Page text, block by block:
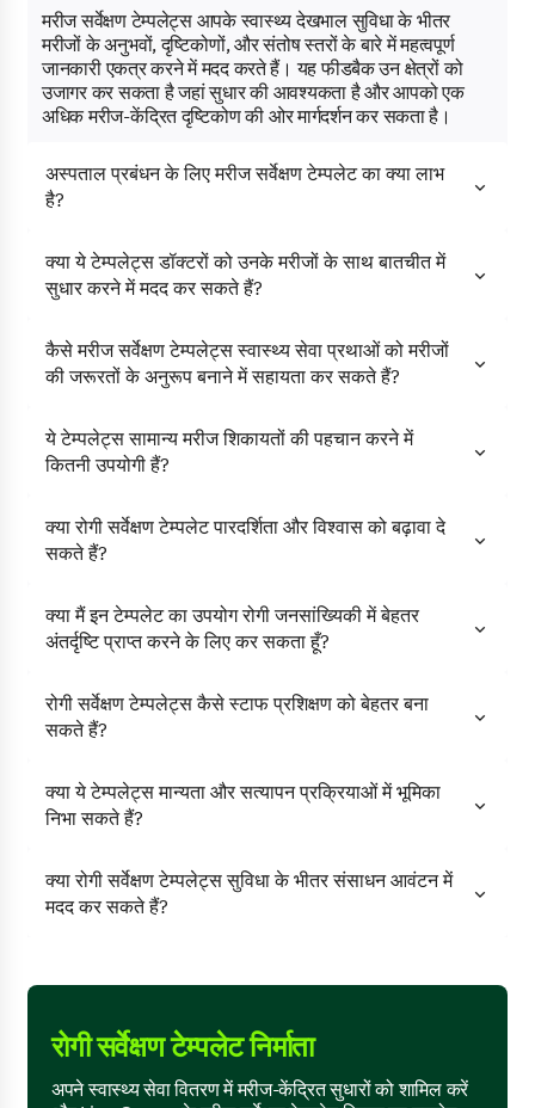
मरीज सर्वेक्षण टेम्पलेट्स आपके स्वास्थ्य देखभाल सुविधा के भीतर
मरीजों के अनुभवों, दृष्टिकोणों, और संतोष स्तरों के बारे में महत्वपूर्ण
जानकारी एकत्र करने में मदद करते हैं। यह फीडबैक उन क्षेत्रों को
उजागर कर सकता है जहां सुधार की आवश्यकता है और आपको एक
अधिक मरीज-केंद्रित दृष्टिकोण की ओर मार्गदर्शन कर सकता है।
अस्पताल प्रबंधन के लिए मरीज सर्वेक्षण टेम्पलेट का क्या लाभ
है?
क्या ये टेम्पलेट्स डॉक्टरों को उनके मरीजों के साथ बातचीत में
सुधार करने में मदद कर सकते हैं?
कैसे मरीज सर्वेक्षण टेम्पलेट्स स्वास्थ्य सेवा प्रथाओं को मरीजों
की जरूरतों के अनुरूप बनाने में सहायता कर सकते हैं?
ये टेम्पलेट्स सामान्य मरीज शिकायतों की पहचान करने में
कितनी उपयोगी हैं?
क्या रोगी सर्वेक्षण टेम्पलेट पारदर्शिता और विश्वास को बढ़ावा दे
सकते हैं?
क्या मैं इन टेम्पलेट का उपयोग रोगी जनसांख्यिकी में बेहतर
अंतर्दृष्टि प्राप्त करने के लिए कर सकता हूँ?
रोगी सर्वेक्षण टेम्पलेट्स कैसे स्टाफ प्रशिक्षण को बेहतर बना
सकते हैं?
क्या ये टेम्पलेट्स मान्यता और सत्यापन प्रक्रियाओं में भूमिका
निभा सकते हैं?
क्या रोगी सर्वेक्षण टेम्पलेट्स सुविधा के भीतर संसाधन आवंटन में
मदद कर सकते हैं?
रोगी सर्वेक्षण टेम्पलेट निर्माता
अपने स्वास्थ्य सेवा वितरण में मरीज-केंद्रित सुधारों को शामिल करें